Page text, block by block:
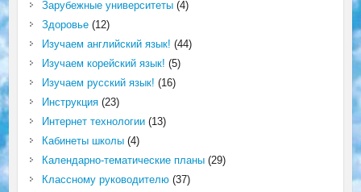
Зарубежные университеты(4)
Здоровье(12)
Изучаем английский язык! (44)
Изучаем корейский язык! (5)
Изучаем русский язык! (16)
Инструкция(23)
Интернет технологии(13)
Кабинеты школы(4)
Календарно-тематические планы(29)
Классному руководителю(37)